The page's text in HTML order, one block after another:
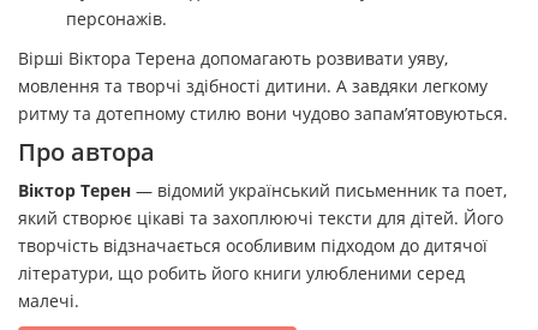
персонажів.
Вірші Віктора Терена допомагають розвивати уяву,
мовлення та творчі здібності дитини. А завдяки легкому
ритму та дотепному стилю вони чудово запам’ятовуються.
Про автора
Віктор Терен — відомий український письменник та поет,
який створює цікаві та захоплюючі тексти для дітей. Його
творчість відзначається особливим підходом до дитячої
літератури, що робить його книги улюбленими серед
малечі.